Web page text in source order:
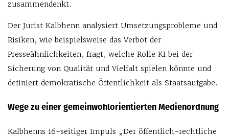
zusammendenkt.
Der Jurist Kalbhenn analysiert Umsetzungsprobleme und
Risiken, wie beispielsweise das Verbot der
Presseähnlichkeiten, fragt, welche Rolle KI bei der
Sicherung von Qualität und Vielfalt spielen könnte und
definiert demokratische Öffentlichkeit als Staatsaufgabe.
Wege zu einer gemeinwohlorientierten Medienordnung
Kalbhenns 16-seitiger Impuls „Der öffentlich-rechtliche